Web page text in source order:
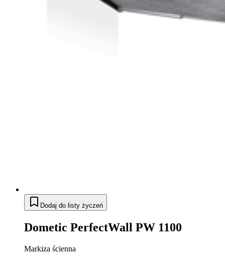
Dodaj do listy życzeń
Dometic PerfectWall PW 1100
Markiza ścienna